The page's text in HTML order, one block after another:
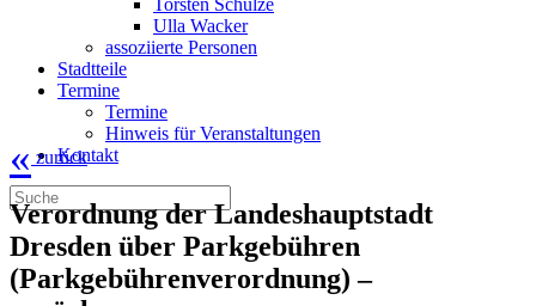
Torsten Schulze
Ulla Wacker
assoziierte Personen
Stadtteile
Termine
Termine
Hinweis für Veranstaltungen
Kontakt
« zurück
Verordnung der Landeshauptstadt
Dresden über Parkgebühren
(Parkgebührenverordnung) –